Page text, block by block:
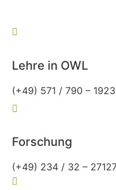
Lehre in OWL
(+49) 571 / 790 – 1923
Forschung
(+49) 234 / 32 –